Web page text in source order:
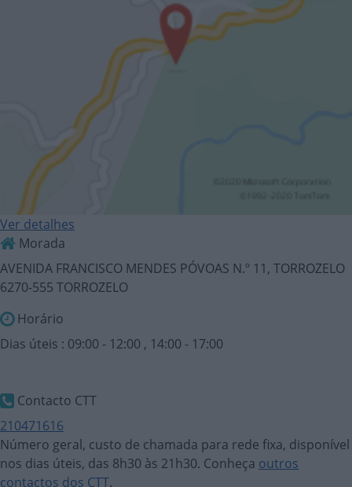
Ver detalhes
Morada
AVENIDA FRANCISCO MENDES PÓVOAS N.º 11, TORROZELO
6270-555 TORROZELO
Horário
Dias úteis : 09:00 - 12:00 , 14:00 - 17:00
Contacto CTT
210471616
Número geral, custo de chamada para rede fixa, disponível
nos dias úteis, das 8h30 às 21h30. Conheça outros
contactos dos CTT.